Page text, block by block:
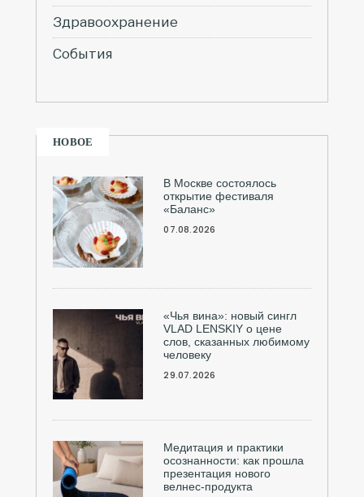
Здравоохранение
События
НОВОЕ
В Москве состоялось
открытие фестиваля
«Баланс»
07.08.2026
«Чья вина»: новый сингл
VLAD LENSKIY о цене
слов, сказанных любимому
человеку
29.07.2026
Медитация и практики
осознанности: как прошла
презентация нового
велнес-продукта